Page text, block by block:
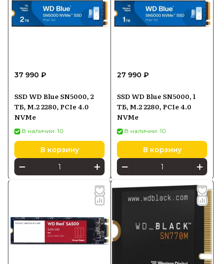
37 990 ₽
SSD WD Blue SN5000, 2
ТБ, M.2 2280, PCIe 4.0
NVMe
В наличии: 10
В корзину
27 990 ₽
SSD WD Blue SN5000, 1
ТБ, M.2 2280, PCIe 4.0
NVMe
В наличии: 10
В корзину